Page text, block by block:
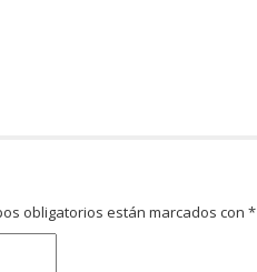
obligatorios están marcados con*